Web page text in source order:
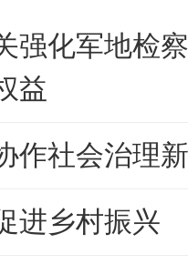
强化军地检
益
作社会治理
进乡村振兴